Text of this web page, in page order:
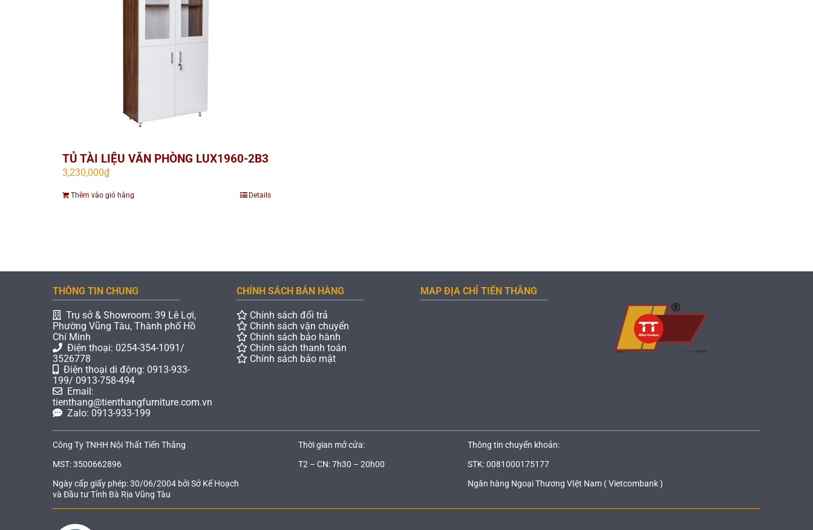
TỦ TÀI LIỆU VĂN PHÒNG LUX1960-2B3
3,230,000₫
Thêm vào giỏ hàng Details
THÔNG TIN CHUNG
Trụ sở & Showroom: 39 Lê Lợi,
Phường Vũng Tàu, Thành phố Hồ
Chí Minh
Điện thoại: 0254-354-1091/
3526778
Điện thoại di động: 0913-933-
199/ 0913-758-494
Email:
tienthang@tienthangfurniture.com.vn
Zalo: 0913-933-199
CHÍNH SÁCH BÁN HÀNG
Chính sách đổi trả
Chính sách vận chuyển
Chính sách bảo hành
Chính sách thanh toán
Chính sách bảo mật
MAP ĐỊA CHỈ TIẾN THẮNG
Công Ty TNHH Nội Thất Tiến Thắng
MST: 3500662896
Ngày cấp giấy phép: 30/06/2004 bởi Sở Kế Hoạch
và Đầu tư Tỉnh Bà Rịa Vũng Tàu
Thời gian mở cửa:
T2 – CN: 7h30 – 20h00
Thông tin chuyển khoản:
STK: 0081000175177
Ngân hàng Ngoại Thương VIệt Nam ( Vietcombank )